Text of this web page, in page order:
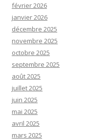
février 2026
janvier 2026
décembre 2025
novembre 2025
octobre 2025
septembre 2025
août 2025
juillet 2025
juin 2025
mai 2025
avril 2025
mars 2025